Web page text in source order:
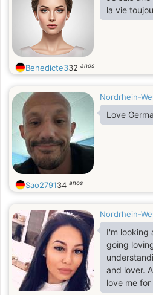
la vie
Benedicte332 anos
Nordrhein-
Love
Sao279134 anos
Nordrhein-
I'm looking
going
and lover.
love me for